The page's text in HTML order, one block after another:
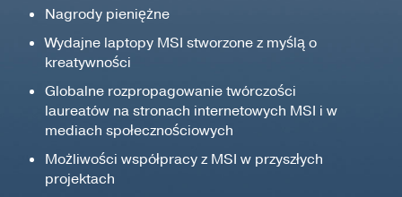
Nagrody pieniężne
Wydajne laptopy MSI stworzone z myślą o
kreatywności
Globalne rozpropagowanie twórczości
laureatów na stronach internetowych MSI i w
mediach społecznościowych
Możliwości współpracy z MSI w przyszłych
projektach